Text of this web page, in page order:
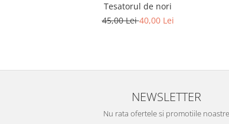
Tesatorul de nori
45,00 Lei40,00 Lei
NEWSLETTER
Nu rata ofertele si promotiile noastre